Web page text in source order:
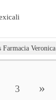
Farmacia Veronica
3 »